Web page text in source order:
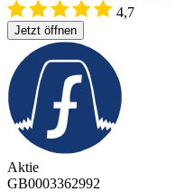
4,7
Jetzt öffnen
Aktie
GB0003362992